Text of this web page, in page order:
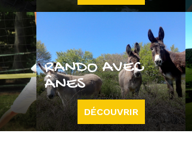
RANDO AVEC
ÂNES
DÉCOUVRIR